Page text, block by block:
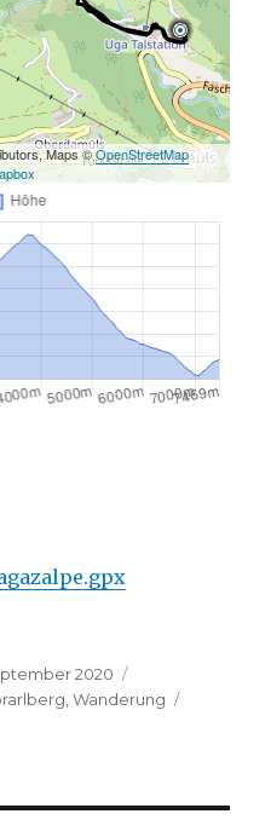
Maps ©OpenStreetMap
2020
,Wanderung